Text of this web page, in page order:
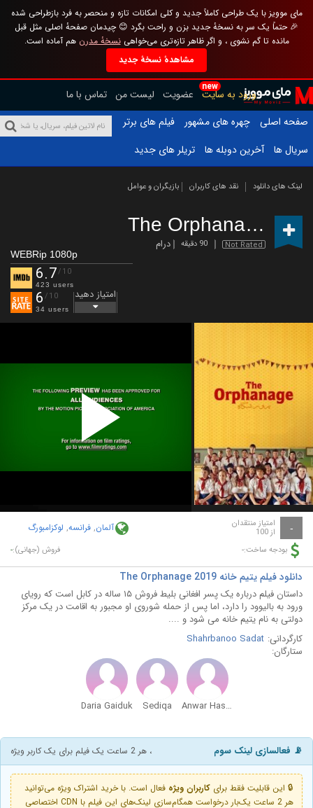
مای موویز با یک طراحی کاملاً جدید و کلی امکانات تازه و منحصر به فرد بازطراحی شده
🎉 حتماً یک سر به نسخهٔ جدید بزن و راحت بگرد 😊 چیدمان صفحهٔ اصلی مثل قبل
مانده تا گم نشوی ، و اگر ظاهر تازه‌تری می‌خواهینسخهٔ مدرن هم آماده است.
مشاهدهٔ نسخهٔ جدید
new
ورود به سایت عضویت لیست من تماس با ما
صفحه اصلی
چهره های مشهور
فیلم های برتر
سریال ها
آخرین دوبله ها تریلر های جدید
لینک های دانلود نقد های کاربران بازیگران و عوامل
The Orphanage
Not Rated 90 دقیقه درام
WEBRip 1080p
6.7/10
423 users
6 /10
34 users
امتیاز دهید
Play
Video
- امتیاز منتقدان
از 100 آلمان, فرانسه, لوکزامبورگ
بودجه ساخت:- فروش (جهانی):-
دانلود فیلم یتیم خانه The Orphanage 2019
داستان فیلم درباره یک پسر افغانی بلیط فروش ۱۵ ساله در کابل است که رویای
ورود به بالیوود را دارد، اما پس از حمله شوروی او مجبور به اقامت در یک مرکز
دولتی به نام یتیم خانه می شود و ....
کارگردانی: Shahrbanoo Sadat
ستارگان:
Anwar Hashimi
Sediqa
Daria Gaiduk
📡 فعالسازی لینک سوم ، هر 2 ساعت یک فیلم برای یک کاربر ویژه
🔒 این قابلیت فقط برای کاربران ویژه فعال است. با خرید اشتراک ویژه می‌توانید
هر 2 ساعت یک‌بار درخواست همگام‌سازی لینک‌های این فیلم با CDN اختصاصی